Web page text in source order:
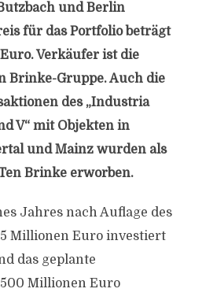
und Berlin
für das Portfolio beträgt
Verkäufer ist die
Brinke-Gruppe. Auch die
des „Industria
V“ mit Objekten in
und Mainz wurden als
Brinke erworben.
Jahres nach Auflage des
Millionen Euro investiert
das geplante
Millionen Euro